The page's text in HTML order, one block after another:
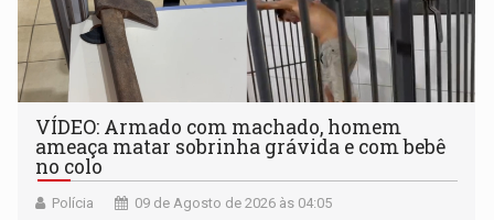
VÍDEO: Armado com machado, homem
ameaça matar sobrinha grávida e com bebê
no colo
Polícia 09 de Agosto de 2026 às 04:05